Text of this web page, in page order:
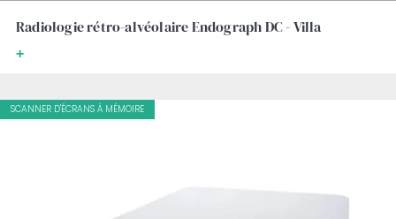
Radiologie rétro-alvéolaire Endograph DC - Villa
+
SCANNER D'ÉCRANS À MÉMOIRE